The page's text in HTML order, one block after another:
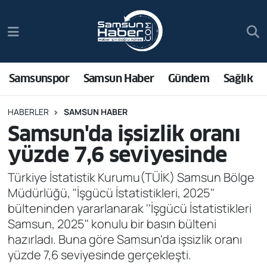
Samsunspor Samsun Haber Gündem Sağlık
HABERLER SAMSUN HABER
Samsun'da işsizlik oranı
yüzde 7,6 seviyesinde
Türkiye İstatistik Kurumu(TÜİK) Samsun Bölge
Müdürlüğü, "İşgücü İstatistikleri, 2025"
bülteninden yararlanarak ''İşgücü İstatistikleri
Samsun, 2025" konulu bir basın bülteni
hazırladı. Buna göre Samsun'da işsizlik oranı
yüzde 7,6 seviyesinde gerçekleşti.
Samsun Haber
Sağlık
Asayiş
Bilim ve Teknoloji
Bölge
Dünya
Ekonomi
Trafik Durumu
Süper Lig Puan Durumu ve Fikstür
Tüm Manşetler
Son Dakika Haberleri
Haber Arşivi